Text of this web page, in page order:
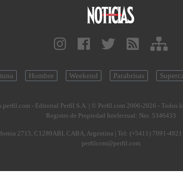
Hombre Weekend Parabrisas
- Editorial Perfil S.A. | © Perfil.com 2006-2026 - Todos
Registro de Propiedad Intelectual: Nro. 5346433
2715, C1289ABI, CABA, Argentina | Tel: (+5411) 7091-4921
perfilcom@perfil.com